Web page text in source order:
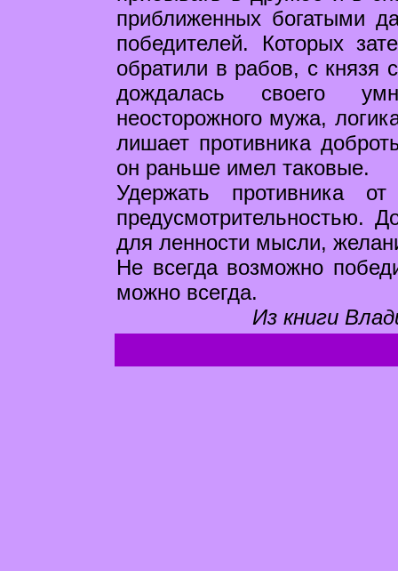
приближенных богатыми
победителей. Которых
обратили в рабов, с князя
дождалась своего
неосторожного мужа,
лишает противника
он раньше имел таковые.
Удержать противника
предусмотрительностью.
для ленности мысли,
Не всегда возможно
можно всегда.
Из книги